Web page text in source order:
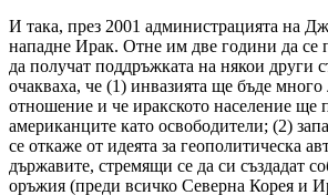
И така, през 2001 администрацията на
нападне Ирак. Отне им две години да се
да получат поддръжката на някои други
очакваха, че (1) инвазията ще бъде
отношение и че иракското население ще
американците като освободители; (2)
се откаже от идеята за геополитическа
държавите, стремящи се да си създадат
оръжия (преди всичко Северна Корея и